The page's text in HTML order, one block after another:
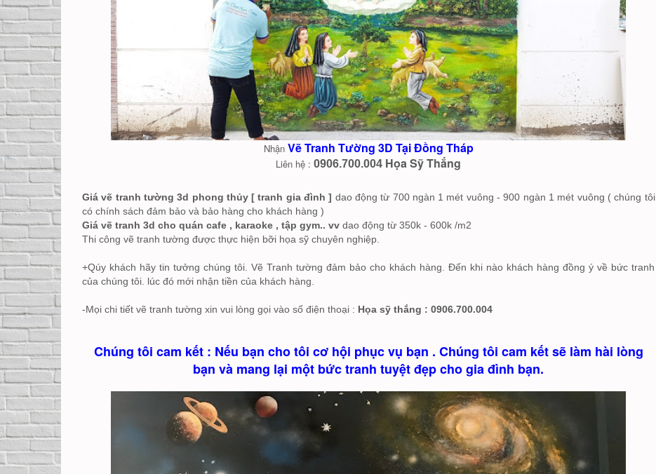
Nhận Vẽ Tranh Tường 3D Tại Đồng Tháp
Liên hệ :0906.700.004 Họa Sỹ Thắng
Giá vẽ tranh tường 3d phong thủy [ tranh gia đình ] dao động từ 700 ngàn 1 mét vuông - 900 ngàn 1 mét vuông ( chúng tôi
có chính sách đảm bảo và bảo hàng cho khách hàng )
Giá vẽ tranh 3d cho quán cafe , karaoke , tập gym.. vv dao động từ 350k - 600k /m2
Thi công vẽ tranh tường được thực hiện bỡi họa sỹ chuyên nghiệp.
+Qúy khách hãy tin tưởng chúng tôi. Vẽ Tranh tường đảm bảo cho khách hàng. Đến khi nào khách hàng đồng ý về bức tranh
của chúng tôi. lúc đó mới nhận tiền của khách hàng.
-Mọi chi tiết vẽ tranh tường xin vui lòng gọi vào số điện thoại : Họa sỹ thắng : 0906.700.004
Chúng tôi cam kết : Nếu bạn cho tôi cơ hội phục vụ bạn . Chúng tôi cam kết sẽ làm hài lòng
bạn và mang lại một bức tranh tuyệt đẹp cho gia đình bạn.